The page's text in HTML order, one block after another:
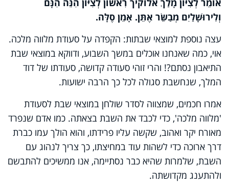
אוֹמֵר לְצִיּוֹן מָלַךְ אלוקיך רִאשׁוֹן לְצִיּוֹן הִנֵּה הִנָּם
וְלִירוּשָׁלַיִם מְבַשֵּׂר אֶתֵּן. אָמֵן סֶלָּה.
עצה נוספת למוצאי שבתות: הקפדה על סעודת מלווה מלכה.
אוי, כמה שאנחנו אוכלים במשך השבוע, ודווקא במוצאי שבת
התיאבון נסתם?! והרי זוהי סעודה קדושה, סעודתו של דוד
המלך, שנחשבת סגולה לכל כך הרבה ישועות.
אמרו חכמים, שמצווה לסדר שולחן במוצאי שבת לסעודת
'מלווה מלכה', כדי לכבד את השבת בצאתה. כמו אדם שנפרד
מאורח יקר ואהוב, שקשה עליו פרידתו, והוא הולך עמו כברת
דרך ארוכה כדי לשהות עוד במחיצתו, כך צריך לנהוג עם
השבת, שלמרות שהיא כבר נסתיימה, אנו ממשיכים להתבשם
ולהתענג מקדושתה.